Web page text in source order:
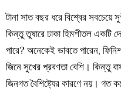
টানা সাত বছর ধরে বিশ্বের সবচেয়ে
কিন্তু তুষারে ঢাকা হিমশীতল একটি
পারে? অনেকেই ভাবতে পারেন,
জিনে সুখের প্রবণতা বেশি। কিন্তু
জিনগত বৈশিষ্ট্যের কারণে নয়। গত